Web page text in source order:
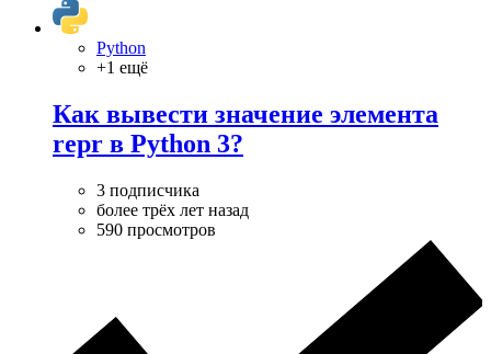
Python
+1 ещё
Как вывести значение элемента
repr в Python 3?
3 подписчика
более трёх лет назад
590 просмотров